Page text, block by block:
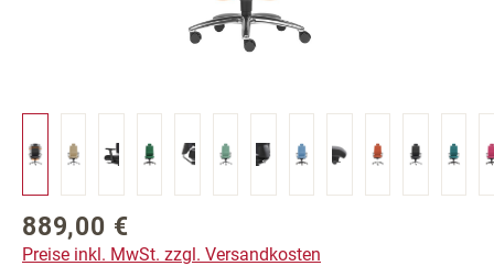
Regulärer Preis:
889,00 €
Preise inkl. MwSt. zzgl. Versandkosten